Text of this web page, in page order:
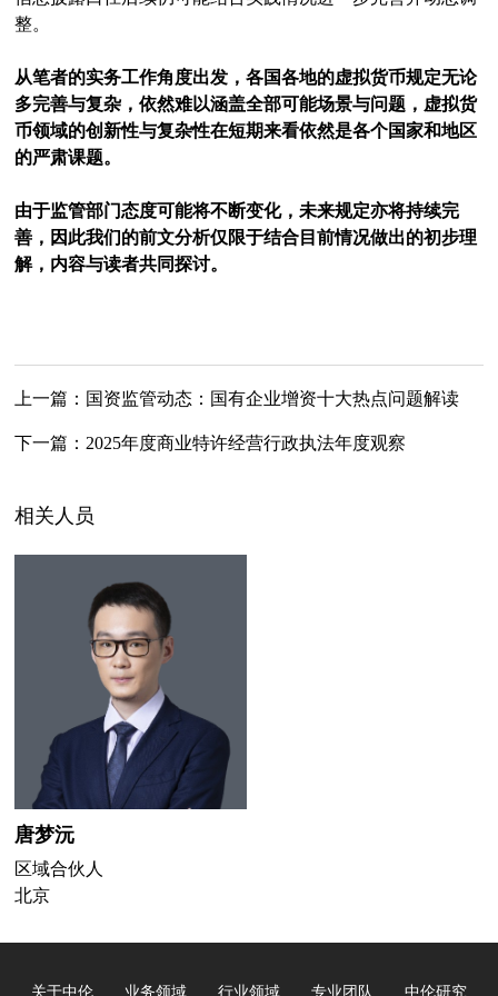
整。
从笔者的实务工作角度出发，各国各地的虚拟货币规定无论
多完善与复杂，依然难以涵盖全部可能场景与问题，虚拟货
币领域的创新性与复杂性在短期来看依然是各个国家和地区
的严肃课题。
由于监管部门态度可能将不断变化，未来规定亦将持续完
善，因此我们的前文分析仅限于结合目前情况做出的初步理
解，内容与读者共同探讨。
上一篇： 国资监管动态：国有企业增资十大热点问题解读
下一篇： 2025年度商业特许经营行政执法年度观察
相关人员
唐梦沅
区域合伙人
北京
关于中伦 业务领域 行业领域 专业团队 中伦研究